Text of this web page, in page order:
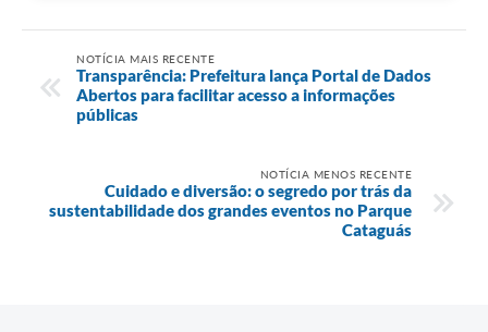
NOTÍCIA MAIS RECENTE
Transparência: Prefeitura lança Portal de Dados
Abertos para facilitar acesso a informações
públicas
NOTÍCIA MENOS RECENTE
Cuidado e diversão: o segredo por trás da
sustentabilidade dos grandes eventos no Parque
Cataguás